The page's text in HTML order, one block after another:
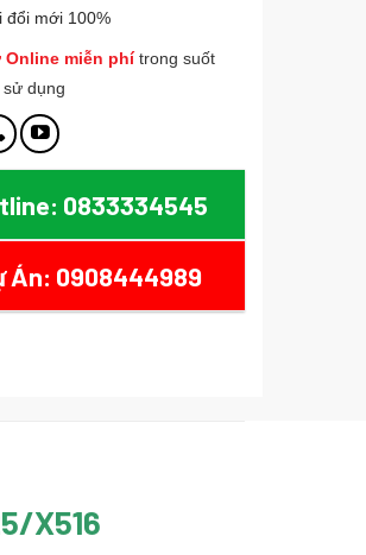
Trợ QC4+, PD3.0 số lượng
đổi mới 100%
Online miễn phí trong suốt
dụng
0833334545
Án: 0908444989
X516